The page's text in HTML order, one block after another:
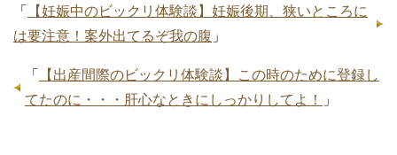
「
【妊娠中のビックリ体験談】妊娠後期、狭いところに
は要注意！案外出てるぞ我の腹 」
「
【出産間際のビックリ体験談】この時のために登録し
てたのに・・・肝心なときにしっかりしてよ！
」